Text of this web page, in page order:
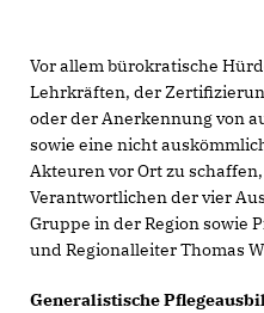
Vor allem bürokratische
Lehrkräften, der
oder der Anerkennung von
sowie eine nicht
Akteuren vor Ort zu
Verantwortlichen der vier
Gruppe in der Region sowie
und Regionalleiter Thomas
Generalistische